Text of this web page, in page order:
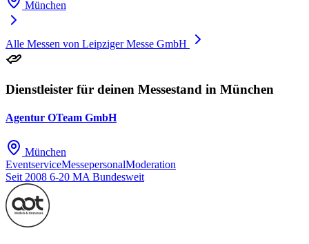
München
Alle Messen von Leipziger Messe GmbH
Dienstleister für deinen Messestand in München
Agentur OTeam GmbH
München
EventserviceMessepersonalModeration
Seit 2008 6-20 MA Bundesweit